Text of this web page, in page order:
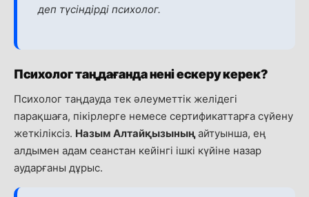
деп түсіндірді психолог.
Психолог таңдағанда нені ескеру керек?
Психолог таңдауда тек әлеуметтік желідегі
парақшаға, пікірлерге немесе сертификаттарға сүйену
жеткіліксіз. Назым Алтайқызыныңайтуынша, ең
алдымен адам сеанстан кейінгі ішкі күйіне назар
аударғаны дұрыс.